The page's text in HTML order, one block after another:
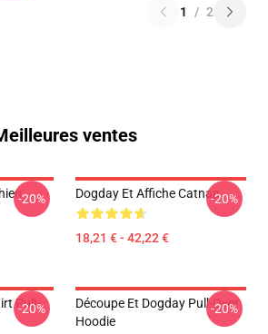
1 / 2
ventes
-20% Dogday Et Affiche Catnap
18,21 € - 42,22 €
-20%
Pull-
-20%
Découpe Et Dogday Pull-Over
Hoodie
-20%